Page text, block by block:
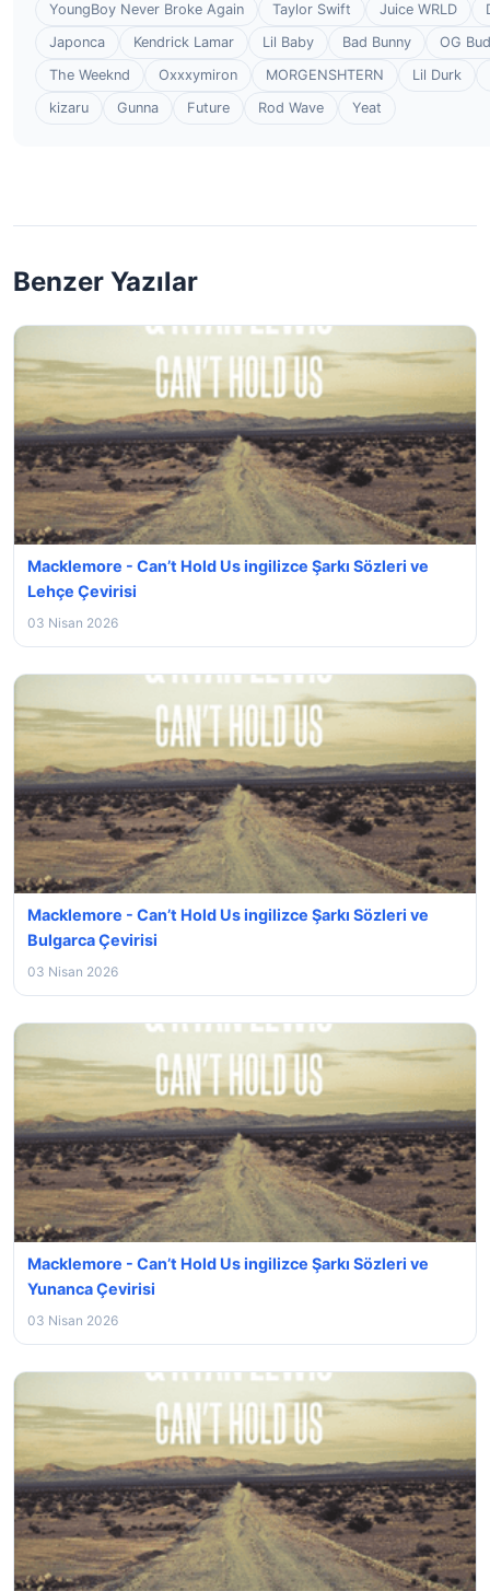
YoungBoy Never Broke Again Taylor Swift Juice WRLD
Japonca
Kendrick Lamar Lil Baby Bad Bunny
OG
The Weeknd
Oxxxymiron MORGENSHTERN
Lil Durk
kizaru
Gunna Future Rod Wave Yeat
Benzer Yazılar
Macklemore - Can’t Hold Us ingilizce Şarkı Sözleri ve
Lehçe Çevirisi
03 Nisan 2026
Macklemore - Can’t Hold Us ingilizce Şarkı Sözleri ve
Bulgarca Çevirisi
03 Nisan 2026
Macklemore - Can’t Hold Us ingilizce Şarkı Sözleri ve
Yunanca Çevirisi
03 Nisan 2026